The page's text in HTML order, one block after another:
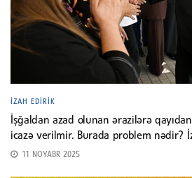
İZAH EDIRIK
İşğaldan azad olunan ərazilərə
icazə verilmir. Burada problem nədir?
11 NOYABR 2025